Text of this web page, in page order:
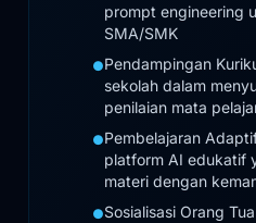
prompt engineering
SMA/SMK
●Pendampingan
sekolah dalam
penilaian mata
●Pembelajaran
platform AI edukatif
materi dengan
●Sosialisasi Orang